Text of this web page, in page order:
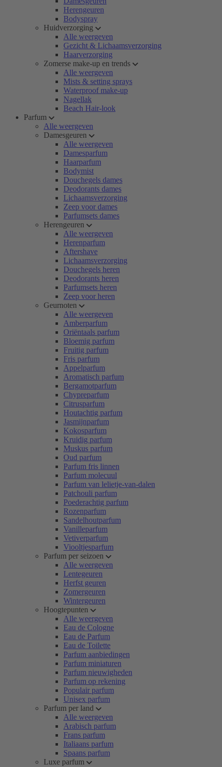
Herengeuren
Bodyspray
Huidverzorging
Alle weergeven
Gezicht & Lichaamsverzorging
Haarverzorging
Zomerse make-up en trends
Alle weergeven
Mists & setting sprays
Waterproof make-up
Nagellak
Beach Hair-look
Parfum
Alle weergeven
Damesgeuren
Alle weergeven
Damesparfum
Haarparfum
Bodymist
Douchegels dames
Deodorants dames
Lichaamsverzorging
Zeep voor dames
Parfumsets dames
Herengeuren
Alle weergeven
Herenparfum
Aftershave
Lichaamsverzorging
Douchegels heren
Deodorants heren
Parfumsets heren
Zeep voor heren
Geurnoten
Alle weergeven
Amberparfum
Oriëntaals parfum
Bloemig parfum
Fruitig parfum
Fris parfum
Appelparfum
Aromatisch parfum
Bergamotparfum
Chypreparfum
Citrusparfum
Houtachtig parfum
Jasmijnparfum
Kokosparfum
Kruidig parfum
Muskus parfum
Oud parfum
Parfum fris linnen
Parfum molecuul
Parfum van lelietje-van-dalen
Patchouli parfum
Poederachtig parfum
Rozenparfum
Sandelhoutparfum
Vanilleparfum
Vetiverparfum
Viooltjesparfum
Parfum per seizoen
Alle weergeven
Lentegeuren
Herfst geuren
Zomergeuren
Wintergeuren
Hoogtepunten
Alle weergeven
Eau de Cologne
Eau de Parfum
Eau de Toilette
Parfum aanbiedingen
Parfum miniaturen
Parfum nieuwigheden
Parfum op rekening
Populair parfum
Unisex parfum
Parfum per land
Alle weergeven
Arabisch parfum
Frans parfum
Italiaans parfum
Spaans parfum
Luxe parfum